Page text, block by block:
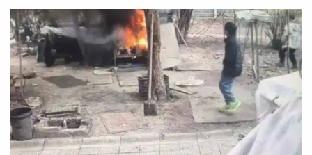
章與憲法，更符合國際社會長年以來的原則跟方向。她在周
一就如此說，昨天美國的參議員訪團就重申了同樣的說法。
鄭麗文表示，國民黨推動的和平、和解，包括台灣內部的朝
野和解，包括兩岸的和解與和平，也由衷希望看到美中的和
解跟合作，如同美國參議員所說，美中的關係越好，合作越
多，世界就更安全，台灣就更安全。她深信此次率團訪問大
陸，不但符合中華民國憲法，臺灣人民共同的安全福祉，也
符合兩岸共同的意願，更符合國際社會共同的期待。鄭麗文
強調，當前國際局勢動盪不安、詭譎多變，大家都不希望台
要玩火」。從影片可見，他摘下眼鏡後接過點燃的火把，見
火勢猛烈一度愣住，忍不住詢問工作人員「不是說火會小一
點嗎？」現場有人打趣回應「董事長要有勇氣吧！」他苦笑
直呼「這有點硬」，在做足心理準備後，於眾人注視下將火
焰含入口中，完成動作後再鎮定取出，現場隨即響起歡呼
聲，他最後深深鞠躬致意。事後他在貼文中表示，世曦營運
表現已在同業名列前茅，摸彩規模也年年創新高，「董事長
實在拿不出更厲害的了，就用吞火祝賀吧！」相關畫面曝光
後，不少網友留言表示驚訝與佩服，「其他公司的董事長要